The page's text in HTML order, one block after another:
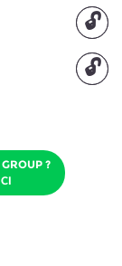
🔓
🔓
?